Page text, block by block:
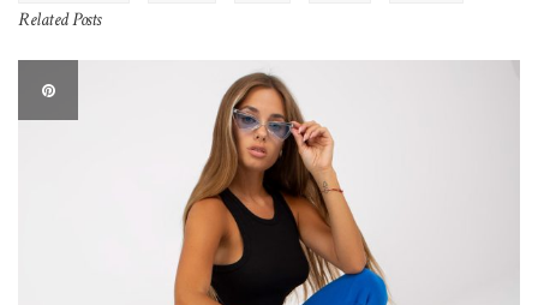
Related Posts